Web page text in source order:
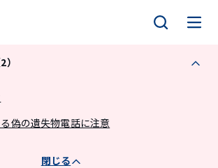
偽の遺失物電話に注意
閉じる